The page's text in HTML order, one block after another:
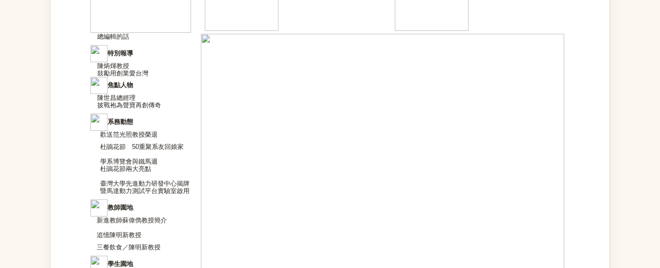
總編輯的話
特別報導
陳炳煇教授
鼓勵用創業愛台灣
焦點人物
陳世昌總經理
披戰袍為聲寶再創傳奇
系務動態
歡送范光照教授榮退
杜鵑花節 50重聚系友回娘家
學系博覽會與鐵馬週
杜鵑花節兩大亮點
臺灣大學先進動力研發中心揭牌
暨馬達動力測試平台實驗室啟用
教師園地
新進教師蘇偉儁教授簡介
追憶陳明新教授
三餐飲食／陳明新教授
學生園地